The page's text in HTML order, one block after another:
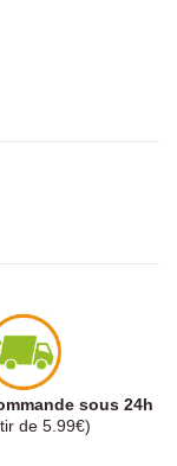
sous 24h
de 5.99€)